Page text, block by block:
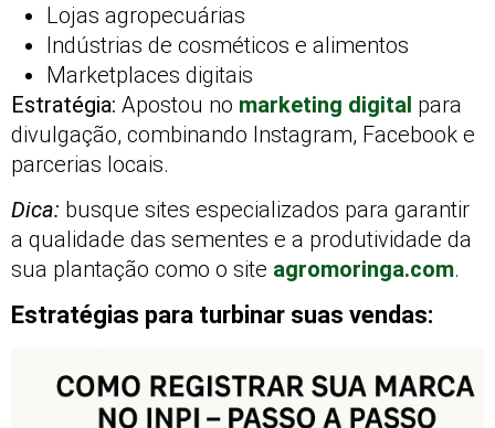
Lojas agropecuárias
Indústrias de cosméticos e alimentos
Marketplaces digitais
Estratégia: Apostou no marketing digital para
divulgação, combinando Instagram, Facebook e
parcerias locais.
Dica: busque sites especializados para garantir
a qualidade das sementes e a produtividade da
sua plantação como o site agromoringa.com.
Estratégias para turbinar suas vendas: